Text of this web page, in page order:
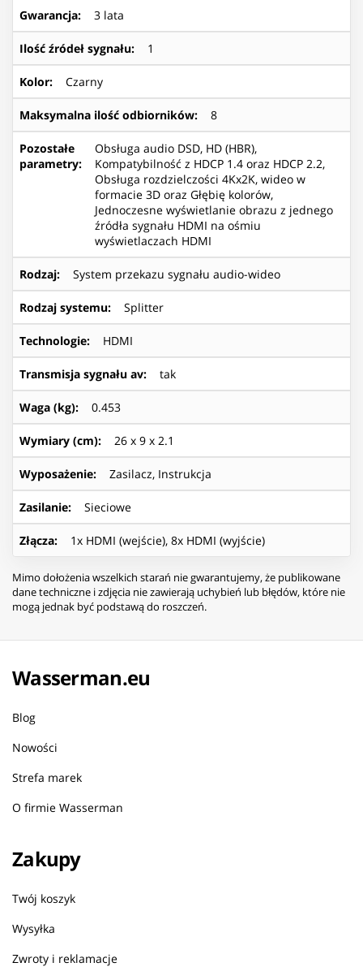
Gwarancja: 3 lata
Ilość źródeł sygnału: 1
Kolor: Czarny
Maksymalna ilość odbiorników: 8
Pozostałe
parametry:
Obsługa audio DSD, HD (HBR),
Kompatybilność z HDCP 1.4 oraz HDCP 2.2,
Obsługa rozdzielczości 4Kx2K, wideo w
formacie 3D oraz Głębię kolorów,
Jednoczesne wyświetlanie obrazu z jednego
źródła sygnału HDMI na ośmiu
wyświetlaczach HDMI
Rodzaj: System przekazu sygnału audio-wideo
Rodzaj systemu: Splitter
Technologie: HDMI
Transmisja sygnału av: tak
Waga (kg): 0.453
Wymiary (cm): 26 x 9 x 2.1
Wyposażenie: Zasilacz, Instrukcja
Zasilanie: Sieciowe
Złącza: 1x HDMI (wejście), 8x HDMI (wyjście)
Mimo dołożenia wszelkich starań nie gwarantujemy, że publikowane
dane techniczne i zdjęcia nie zawierają uchybień lub błędów, które nie
mogą jednak być podstawą do roszczeń.
Wasserman.eu
Blog
Nowości
Strefa marek
O firmie Wasserman
Zakupy
Twój koszyk
Wysyłka
Zwroty i reklamacje